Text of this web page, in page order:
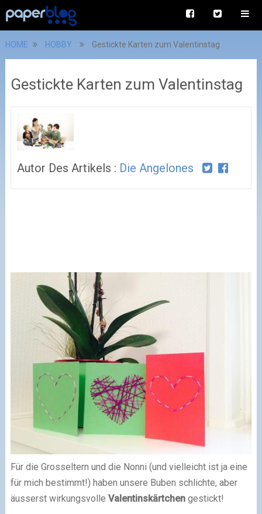
HOME HOBBY Gestickte Karten zum Valentinstag
Gestickte Karten zum Valentinstag
Autor Des Artikels : Die Angelones
Für die Grosseltern und die Nonni (und vielleicht ist ja eine
für mich bestimmt!) haben unsere Buben schlichte, aber
äusserst wirkungsvolle Valentinskärtchengestickt!